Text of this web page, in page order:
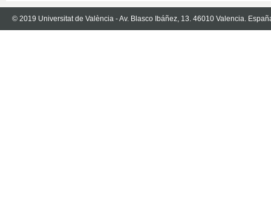
© 2019 Universitat de València - Av. Blasco Ibáñez, 13. 46010 Valencia.